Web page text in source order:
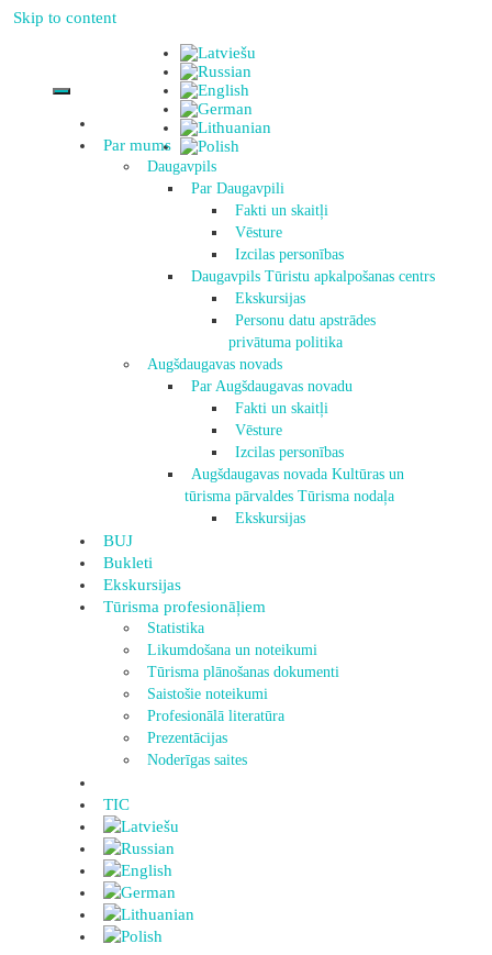
Skip to content
Par mums
Daugavpils
Par Daugavpili
Fakti un skaitļi
Vēsture
Izcilas personības
Daugavpils Tūristu apkalpošanas centrs
Ekskursijas
Personu datu apstrādes
privātuma politika
Augšdaugavas novads
Par Augšdaugavas novadu
Fakti un skaitļi
Vēsture
Izcilas personības
Augšdaugavas novada Kultūras un
tūrisma pārvaldes Tūrisma nodaļa
Ekskursijas
BUJ
Bukleti
Ekskursijas
Tūrisma profesionāļiem
Statistika
Likumdošana un noteikumi
Tūrisma plānošanas dokumenti
Saistošie noteikumi
Profesionālā literatūra
Prezentācijas
Noderīgas saites
TIC